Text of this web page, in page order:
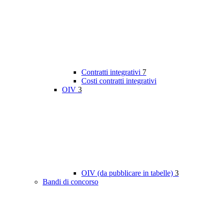
Contratti integrativi 7
Costi contratti integrativi
OIV 3
OIV (da pubblicare in tabelle) 3
Bandi di concorso